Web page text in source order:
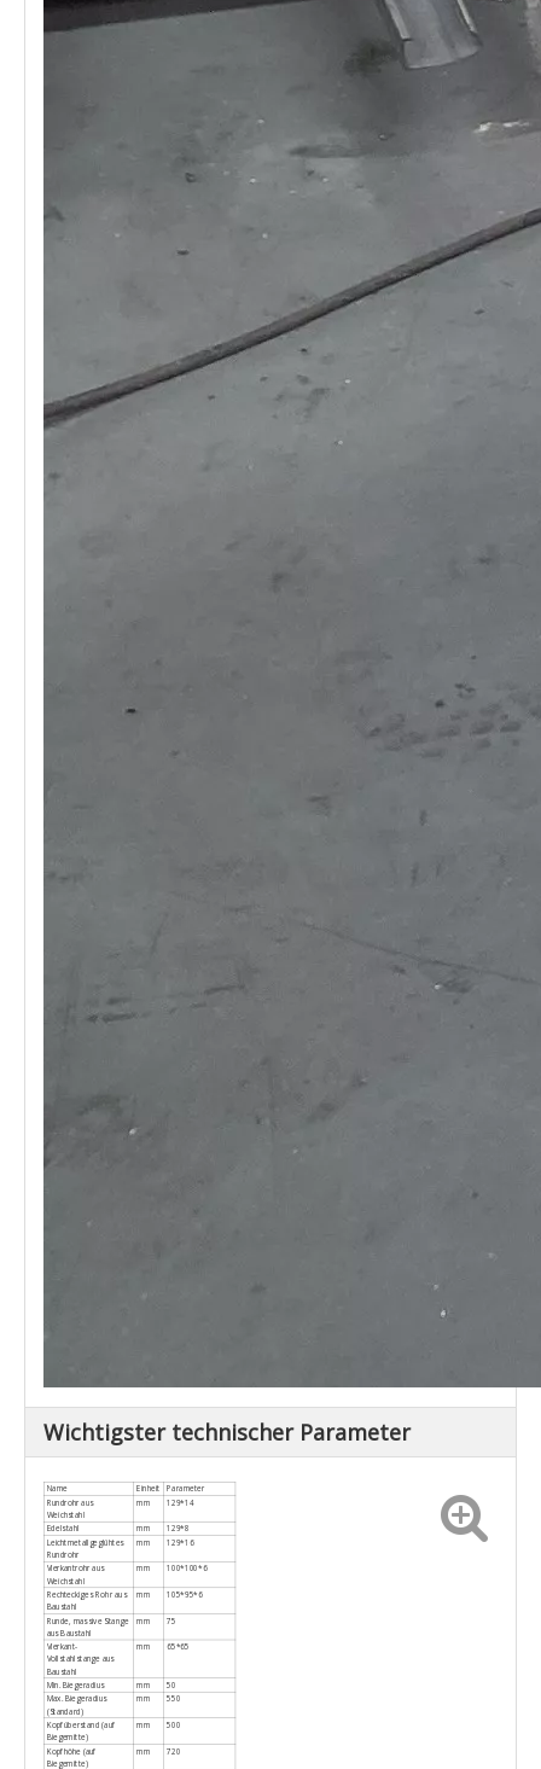
Wichtigster technischer Parameter
Name Einheit
Parameter
Rundrohr aus
Weichstahl
mm 129*14
Edelstahl mm
129*8
Leichtmetallgeglühtes
Rundrohr
mm 129*16
Vierkantrohr aus
Weichstahl
mm 100*100*6
Rechteckiges Rohr aus
Baustahl
mm 105*95*6
Runde, massive Stange
aus Baustahl
mm 75
Vierkant-
Vollstahlstange aus
Baustahl
mm 65*65
Min. Biegeradius mm
50
Max. Biegeradius
(Standard)
mm 550
Kopfüberstand (auf
Biegemitte)
mm 500
Kopfhöhe (auf
Biegemitte)
mm 720